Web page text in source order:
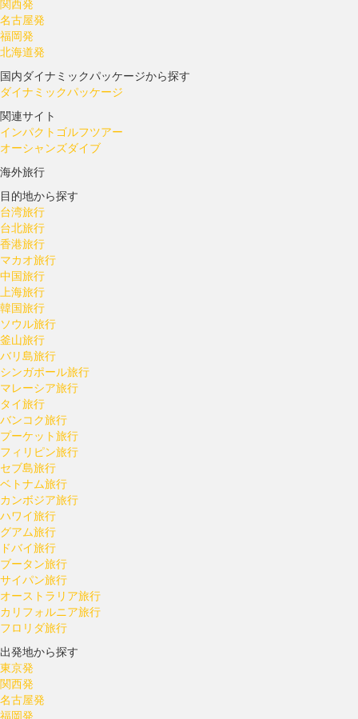
関西発
名古屋発
福岡発
北海道発
国内ダイナミックパッケージから探す
ダイナミックパッケージ
関連サイト
インパクトゴルフツアー
オーシャンズダイブ
海外旅行
目的地から探す
台湾旅行
台北旅行
香港旅行
マカオ旅行
中国旅行
上海旅行
韓国旅行
ソウル旅行
釜山旅行
バリ島旅行
シンガポール旅行
マレーシア旅行
タイ旅行
バンコク旅行
プーケット旅行
フィリピン旅行
セブ島旅行
ベトナム旅行
カンボジア旅行
ハワイ旅行
グアム旅行
ドバイ旅行
ブータン旅行
サイパン旅行
オーストラリア旅行
カリフォルニア旅行
フロリダ旅行
出発地から探す
東京発
関西発
名古屋発
福岡発